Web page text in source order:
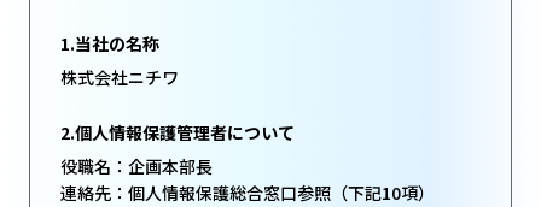
1.当社の名称
株式会社ニチワ
2.個人情報保護管理者について
役職名：企画本部長
連絡先：個人情報保護総合窓口参照（下記10項）